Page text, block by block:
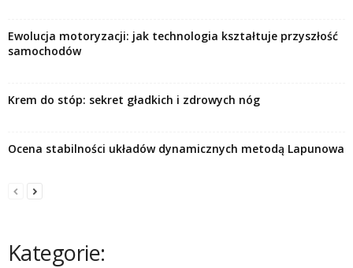
Ewolucja motoryzacji: jak technologia kształtuje przyszłość
samochodów
Krem do stóp: sekret gładkich i zdrowych nóg
Ocena stabilności układów dynamicznych metodą Lapunowa
Kategorie: